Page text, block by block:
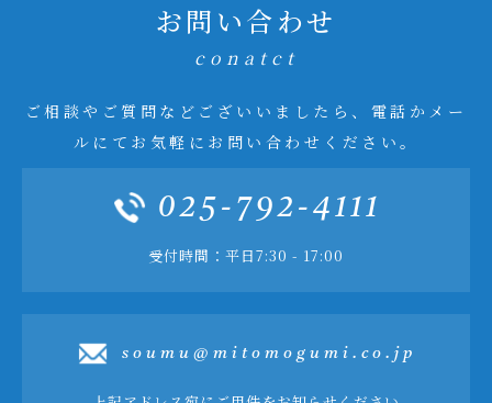
お問い合わせ
conatct
ご相談やご質問などございいましたら、電話かメー
ルにてお気軽にお問い合わせください。
025-792-4111
受付時間：平日7:30 - 17:00
soumu@mitomogumi.co.jp